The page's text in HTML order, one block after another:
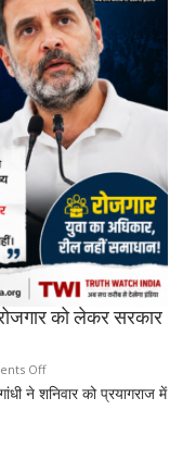
वापस
ले
सकती
है
सरकार:
रिकमेंडेशन
सिस्टम
और
पेड
प्रमोशन
से
जवाबको लेकर सरकार
Offon
राहुल
ने शनिवार को प्रयागराज में